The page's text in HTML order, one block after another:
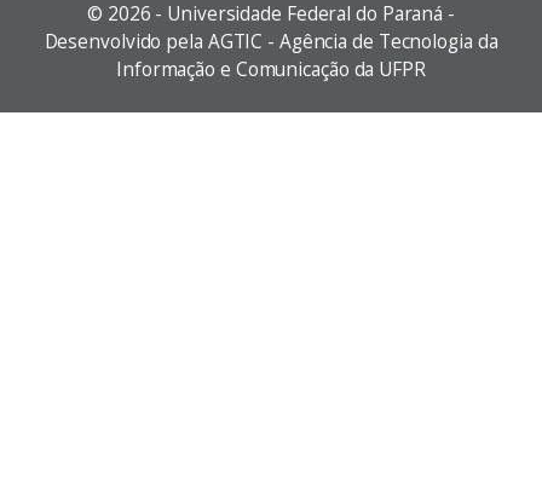
© 2026 - Universidade Federal do Paraná -
Desenvolvido pela AGTIC - Agência de Tecnologia da
Informação e Comunicação da UFPR